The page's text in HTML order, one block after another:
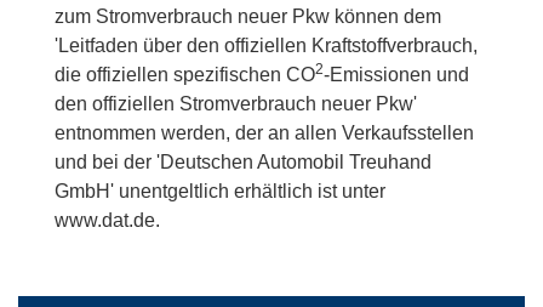
zum Stromverbrauch neuer Pkw können dem
'Leitfaden über den offiziellen Kraftstoffverbrauch,
die offiziellen spezifischen CO2-Emissionen und
den offiziellen Stromverbrauch neuer Pkw'
entnommen werden, der an allen Verkaufsstellen
und bei der 'Deutschen Automobil Treuhand
GmbH' unentgeltlich erhältlich ist unter
www.dat.de.